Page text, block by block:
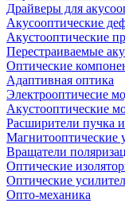
Драйверы для
Акусооптические
Акустооптические
Перестраиваемые
Оптические
Адаптивная оптика
Электрооптичесие
Акустооптические
Расширители пучка
Магнитооптические
Вращатели
Оптические
Оптические
Опто-механика